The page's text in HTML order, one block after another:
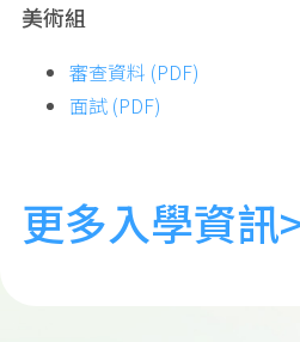
美術組
審查資料 (PDF)
面試 (PDF)
更多入學資訊